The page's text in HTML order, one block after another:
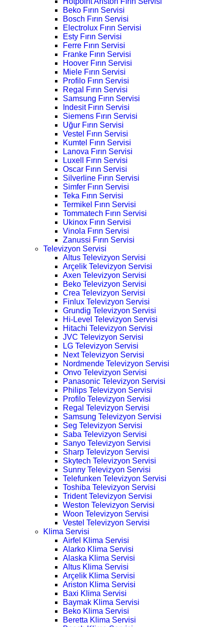
Beko Fırın Servisi
Bosch Fırın Servisi
Electrolux Fırın Servisi
Esty Fırın Servisi
Ferre Fırın Servisi
Franke Fırın Servisi
Hoover Fırın Servisi
Miele Fırın Servisi
Profilo Fırın Servisi
Regal Fırın Servisi
Samsung Fırın Servisi
Indesit Fırın Servisi
Siemens Fırın Servisi
Uğur Fırın Servisi
Vestel Fırın Servisi
Kumtel Fırın Servisi
Lanova Fırın Servisi
Luxell Fırın Servisi
Oscar Fırın Servisi
Silverline Fırın Servisi
Simfer Fırın Servisi
Teka Fırın Servisi
Termikel Fırın Servisi
Tommatech Fırın Servisi
Ukinox Fırın Servisi
Vinola Fırın Servisi
Zanussi Fırın Servisi
Televizyon Servisi
Altus Televizyon Servisi
Arçelik Televizyon Servisi
Axen Televizyon Servisi
Beko Televizyon Servisi
Crea Televizyon Servisi
Finlux Televizyon Servisi
Grundig Televizyon Servisi
Hi-Level Televizyon Servisi
Hitachi Televizyon Servisi
JVC Televizyon Servisi
LG Televizyon Servisi
Next Televizyon Servisi
Nordmende Televizyon Servisi
Onvo Televizyon Servisi
Panasonic Televizyon Servisi
Philips Televizyon Servisi
Profilo Televizyon Servisi
Regal Televizyon Servisi
Samsung Televizyon Servisi
Seg Televizyon Servisi
Saba Televizyon Servisi
Sanyo Televizyon Servisi
Sharp Televizyon Servisi
Skytech Televizyon Servisi
Sunny Televizyon Servisi
Telefunken Televizyon Servisi
Toshiba Televizyon Servisi
Trident Televizyon Servisi
Weston Televizyon Servisi
Woon Televizyon Servisi
Vestel Televizyon Servisi
Klima Servisi
Airfel Klima Servisi
Alarko Klima Servisi
Alaska Klima Servisi
Altus Klima Servisi
Arçelik Klima Servisi
Ariston Klima Servisi
Baxi Klima Servisi
Baymak Klima Servisi
Beko Klima Servisi
Beretta Klima Servisi